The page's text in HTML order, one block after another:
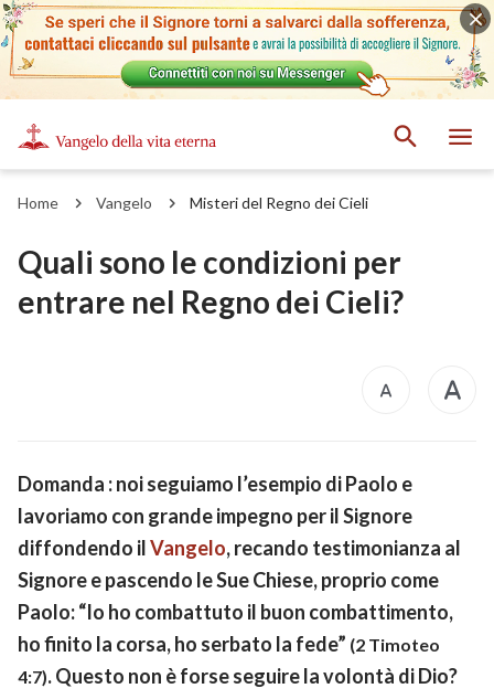
Home Vangelo Misteri del Regno dei Cieli
Quali sono le condizioni per
entrare nel Regno dei Cieli?
Domanda : noi seguiamo l’esempio di Paolo e
lavoriamo con grande impegno per il Signore
diffondendo ilVangelo, recando testimonianza al
Signore e pascendo le Sue Chiese, proprio come
Paolo: “Io ho combattuto il buon combattimento,
ho finito la corsa, ho serbato la fede” (2 Timoteo
4:7). Questo non è forse seguire la volontà di Dio?